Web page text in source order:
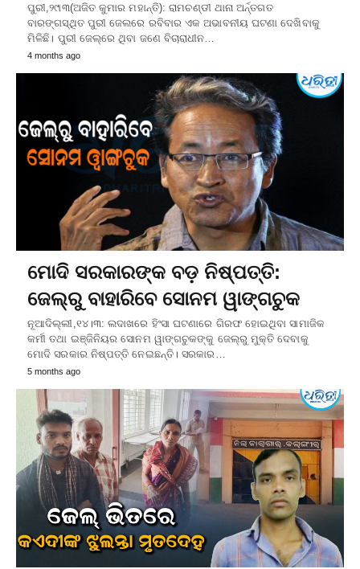
ପୁରୀ,୨୯ା୩(ଅଜିତ କୁମାର ମହାନ୍ତି): ରାମଚଣ୍ଡୀ ଥାନା ଅର୍ନ୍ତଗତ
ବାରଙ୍ଗସ୍ଥିତ ପୁରୀ ଜେଲରେ ରବିବାର ଏକ ଅଭାବନୀୟ ଘଟଣା ଦେଖିବାକୁ
ମିଳିଛି। ପୁରୀ ଜେଲ୍‌ରେ ଥିବା ଜଣେ ବିଚାରାଧୀନ…
4 months ago
ମୋଦି ସରକାରଙ୍କ ବଡ଼ ନିଷ୍ପତ୍ତି:
ଜେଲ୍‌ରୁ ବାହାରିବେ ସୋନମ ୱାଙ୍ଗଚୁକ
ନୂଆଦିଲ୍ଲୀ,୧୪।୩: ଲଦାଖରେ ହିଂସା ଘଟଣାରେ ଗିରଫ ହୋଇଥିବା ସାମାଜିକ
କର୍ମୀ ତଥା ଇଞ୍ଜିନିୟର ସୋନମ ୱାଙ୍ଗଚୁକଙ୍କୁ ଜେଲ୍‌ରୁ ମୁକ୍ତି ଦେବାକୁ
ମୋଦି ସରକାର ନିଷ୍ପତ୍ତି ନେଇଛନ୍ତି। ସରକାର…
5 months ago